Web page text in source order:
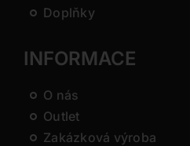
Doplňky
INFORMACE
O nás
Outlet
Zakázková výroba